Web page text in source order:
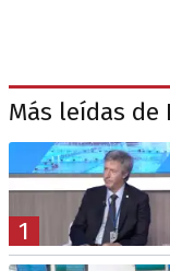
Más leídas de
1